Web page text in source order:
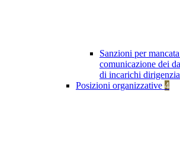
Sanzioni per
comunicazione dei
di incarichi
Posizioni organizzative 4